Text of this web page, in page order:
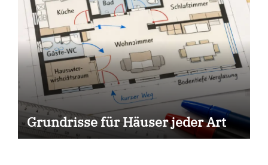
Grundrisse für Häuser jeder Art